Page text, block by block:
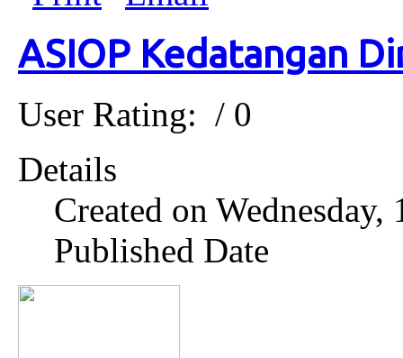
ASIOP Kedatangan
User Rating: / 0
Details
Created on
Published Date